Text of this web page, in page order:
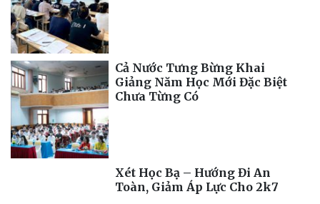
Cả Nước Tưng Bừng Khai
Giảng Năm Học Mới Đặc Biệt
Chưa Từng Có
Xét Học Bạ – Hướng Đi An
Toàn, Giảm Áp Lực Cho 2k7